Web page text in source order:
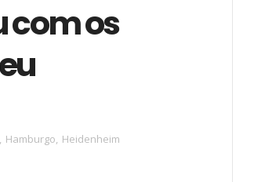
com os
, Hamburgo, Heidenheim